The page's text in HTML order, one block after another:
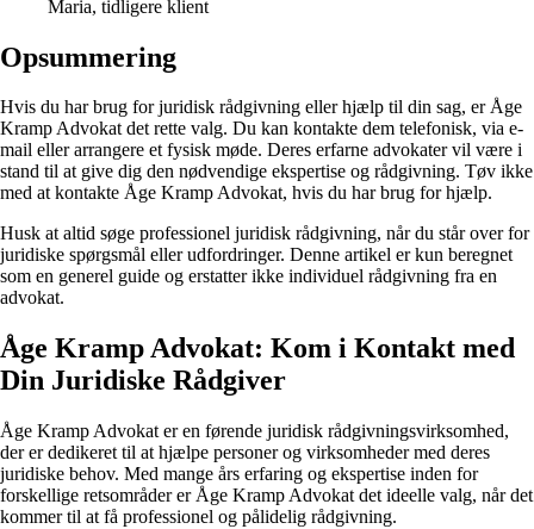
Maria, tidligere klient
Opsummering
Hvis du har brug for juridisk rådgivning eller hjælp til din sag, er Åge
Kramp Advokat det rette valg. Du kan kontakte dem telefonisk, via e-
mail eller arrangere et fysisk møde. Deres erfarne advokater vil være i
stand til at give dig den nødvendige ekspertise og rådgivning. Tøv ikke
med at kontakte Åge Kramp Advokat, hvis du har brug for hjælp.
Husk at altid søge professionel juridisk rådgivning, når du står over for
juridiske spørgsmål eller udfordringer. Denne artikel er kun beregnet
som en generel guide og erstatter ikke individuel rådgivning fra en
advokat.
Åge Kramp Advokat: Kom i Kontakt med
Din Juridiske Rådgiver
Åge Kramp Advokat er en førende juridisk rådgivningsvirksomhed,
der er dedikeret til at hjælpe personer og virksomheder med deres
juridiske behov. Med mange års erfaring og ekspertise inden for
forskellige retsområder er Åge Kramp Advokat det ideelle valg, når det
kommer til at få professionel og pålidelig rådgivning.